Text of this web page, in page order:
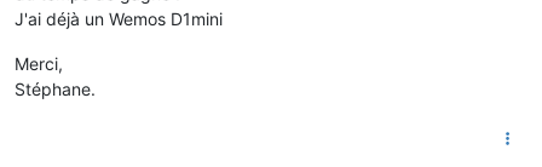
J'ai déjà un Wemos D1mini
Merci,
Stéphane.